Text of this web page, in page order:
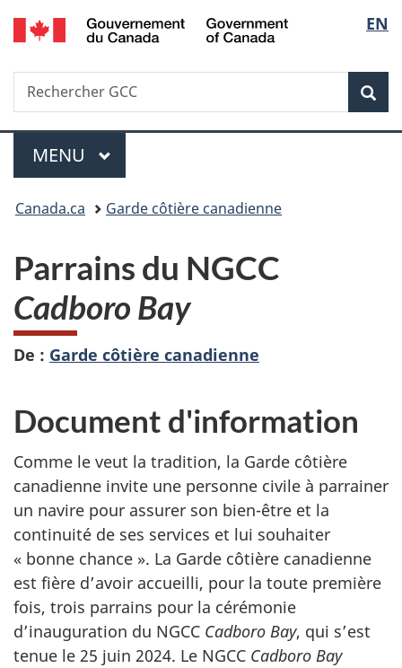
Passer
au
Passer
à
du
Passer
à
simplifiée
de
la
EN
Recherche
Rechercher
GCC
Menu
MENU PRINCIPAL
Vous
ici :
Canada.ca Garde côtière canadienne
Parrains du NGCC
Cadboro Bay
De : Garde côtière canadienne
Document d'information
Comme le veut la tradition, la Garde côtière
canadienne invite une personne civile à parrainer
un navire pour assurer son bien-être et la
continuité de ses services et lui souhaiter
« bonne chance ». La Garde côtière canadienne
est fière d’avoir accueilli, pour la toute première
fois, trois parrains pour la cérémonie
d’inauguration du NGCC Cadboro Bay, qui s’est
tenue le 25 juin 2024. Le NGCC Cadboro Bay